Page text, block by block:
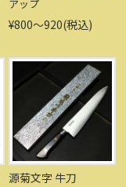
アップ
¥800〜920(税込)
源菊文字 牛刀